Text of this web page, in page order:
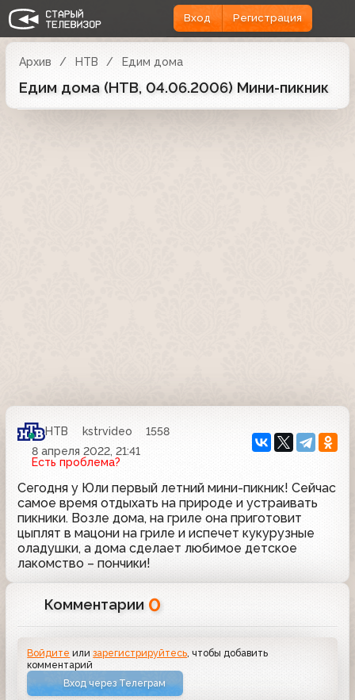
Вход Регистрация
Архив НТВ Едим дома
Едим дома (НТВ, 04.06.2006) Мини-пикник
НТВ kstrvideo
1558
8 апреля 2022, 21:41
Есть проблема?
Сегодня у Юли первый летний мини-пикник! Сейчас
самое время отдыхать на природе и устраивать
пикники. Возле дома, на гриле она приготовит
цыплят в мацони на гриле и испечет кукурузные
оладушки, а дома сделает любимое детское
лакомство – пончики!
Комментарии 0
Войдите илизарегистрируйтесь , чтобы добавить
комментарий
Вход через Телеграм